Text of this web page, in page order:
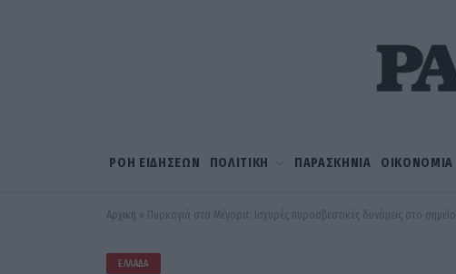
ΡΟΗ ΕΙΔΗΣΕΩΝ ΠΟΛΙΤΙΚΗ ΠΑΡΑΣΚΗΝΙΑ ΟΙΚΟΝΟΜΙΑ
Αρχική » Πυρκαγιά στα Μέγαρα: Ισχυρές πυροσβεστικές δυνάμεις στο σημείο
ΕΛΛΆΔΑ